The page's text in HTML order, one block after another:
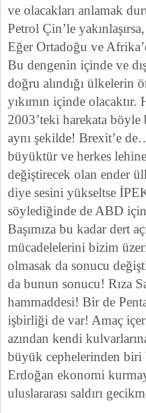
ve olacakları anlamak
Petrol Çin’le
Eğer Ortadoğu ve
Bu dengenin içinde ve
doğru alındığı ülkelerin
yıkımın içinde
2003’teki harekata
aynı şekilde! Brexit’e
büyüktür ve herkes
değiştirecek olan ender
diye sesini yükseltse
söylediğinde de ABD için
Başımıza bu kadar dert
mücadelelerini bizim
olmasak da sonucu
da bunun sonucu! Rıza
hammaddesi! Bir de
işbirliği de var! Amaç
azından kendi
büyük cephelerinden biri
Erdoğan ekonomi
uluslararası saldırı